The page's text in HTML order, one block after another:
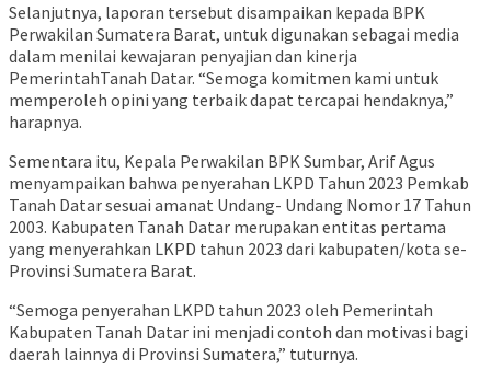
Selanjutnya, laporan tersebut disampaikan kepada BPK
Perwakilan Sumatera Barat, untuk digunakan sebagai media
dalam menilai kewajaran penyajian dan kinerja
PemerintahTanah Datar. “Semoga komitmen kami untuk
memperoleh opini yang terbaik dapat tercapai hendaknya,”
harapnya.
Sementara itu, Kepala Perwakilan BPK Sumbar, Arif Agus
menyampaikan bahwa penyerahan LKPD Tahun 2023 Pemkab
Tanah Datar sesuai amanat Undang- Undang Nomor 17 Tahun
2003. Kabupaten Tanah Datar merupakan entitas pertama
yang menyerahkan LKPD tahun 2023 dari kabupaten/kota se-
Provinsi Sumatera Barat.
“Semoga penyerahan LKPD tahun 2023 oleh Pemerintah
Kabupaten Tanah Datar ini menjadi contoh dan motivasi bagi
daerah lainnya di Provinsi Sumatera,” tuturnya.